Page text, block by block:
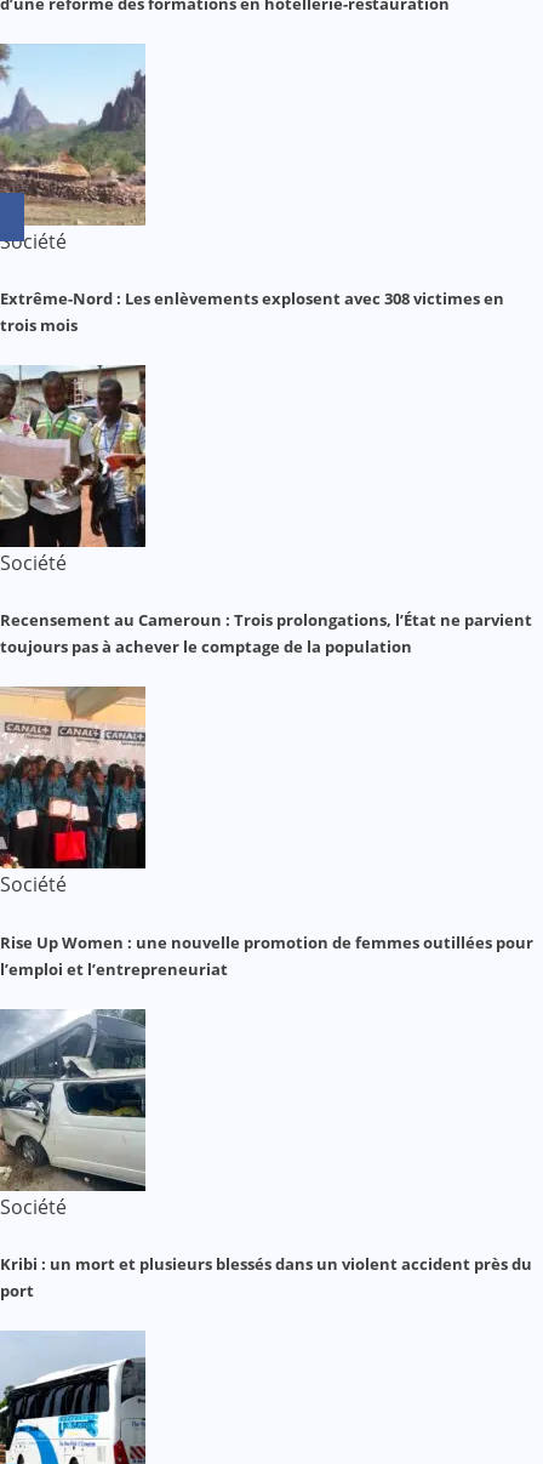
Société
Extrême-Nord : Les enlèvements explosent avec 308 victimes en
trois mois
Société
Recensement au Cameroun : Trois prolongations, l’État ne parvient
toujours pas à achever le comptage de la population
Société
Rise Up Women : une nouvelle promotion de femmes outillées pour
l’emploi et l’entrepreneuriat
Société
Kribi : un mort et plusieurs blessés dans un violent accident près du
port